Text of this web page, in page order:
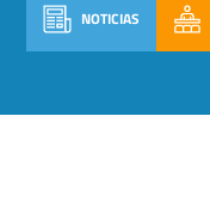
NOTICIAS